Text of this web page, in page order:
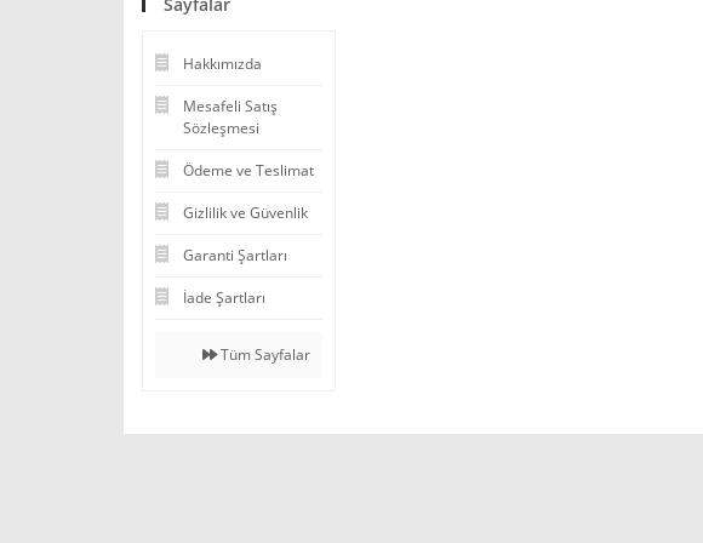
Sayfalar
Hakkımızda
Mesafeli Satış
Sözleşmesi
Ödeme ve Teslimat
Gizlilik ve Güvenlik
Garanti Şartları
İade Şartları
Tüm Sayfalar